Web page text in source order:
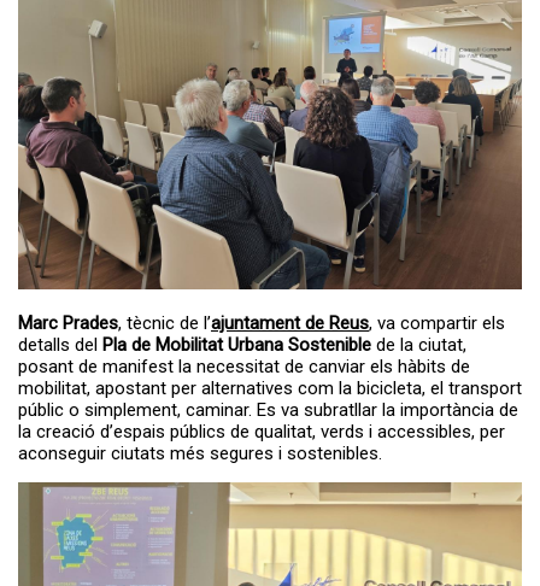
Marc Prades, tècnic de l’ajuntament de Reus, va compartir els
detalls del Pla de Mobilitat Urbana Sostenible de la ciutat,
posant de manifest la necessitat de canviar els hàbits de
mobilitat, apostant per alternatives com la bicicleta, el transport
públic o simplement, caminar. Es va subratllar la importància de
la creació d’espais públics de qualitat, verds i accessibles, per
aconseguir ciutats més segures i sostenibles.